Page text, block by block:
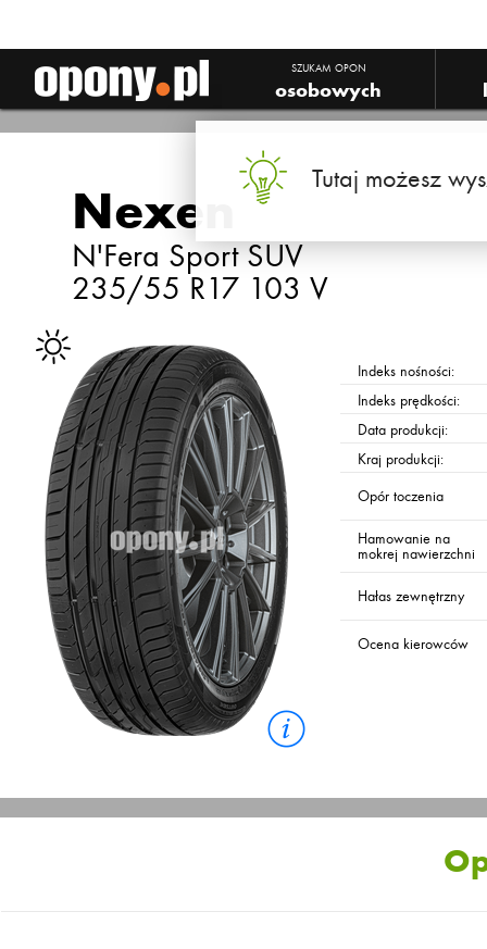
SZUKAM OPON
osobowych
Tutaj możesz
Nexen
N'Fera Sport SUV
235/55 R17 103 V
Indeks nośności:
Indeks prędkości:
Data produkcji:
Kraj produkcji:
Opór toczenia
Hamowanie na
mokrej nawierzchni
Hałas zewnętrzny
Ocena kierowców